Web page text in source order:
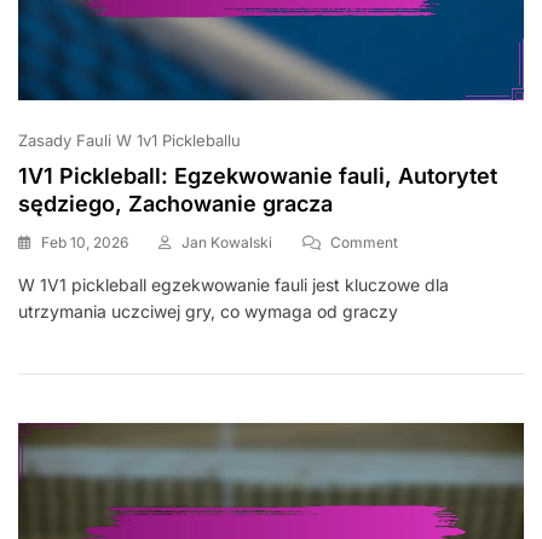
Zasady Fauli W 1v1 Pickleballu
1V1 Pickleball: Egzekwowanie fauli, Autorytet
sędziego, Zachowanie gracza
Feb 10, 2026 Jan Kowalski CommentOn
Pickleball:
Egzekwowanie
Sędziego,
Gracza
W 1V1 pickleball egzekwowanie fauli jest kluczowe dla
utrzymania uczciwej gry, co wymaga od graczy